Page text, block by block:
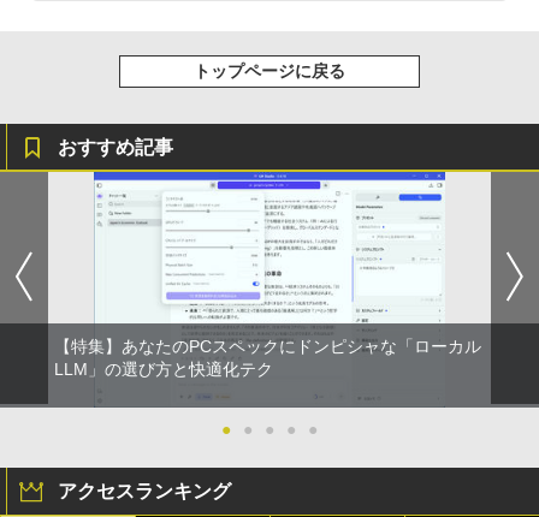
トップページに戻る
おすすめ記事
【特集】あなたのPCスペックにドンピシャな「ローカル
LLM」の選び方と快適化テク
● ● ● ● ●
アクセスランキング